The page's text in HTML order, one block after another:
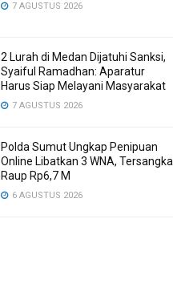
7 AGUSTUS 2026
2 Lurah di Medan Dijatuhi Sanksi,
Syaiful Ramadhan: Aparatur
Harus Siap Melayani Masyarakat
7 AGUSTUS 2026
Polda Sumut Ungkap Penipuan
Online Libatkan 3 WNA, Tersangka
Raup Rp6,7 M
6 AGUSTUS 2026